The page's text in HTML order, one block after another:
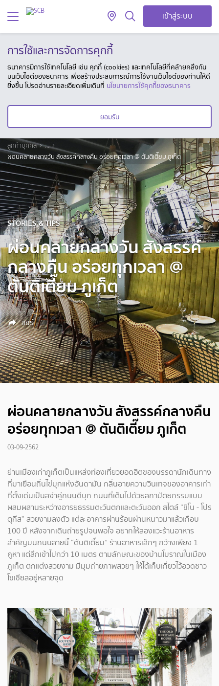
เข้าสู่ระบบ
การใช้และการจัดการคุกกี้
ธนาคารมีการใช้เทคโนโลยี เช่น คุกกี้ (cookies) และเทคโนโลยีที่คล้ายคลึงกัน
บนเว็บไซต์ของธนาคาร เพื่อสร้างประสบการณ์การใช้งานเว็บไซต์ของท่านให้ดี
ยิ่งขึ้น โปรดอ่านรายละเอียดเพิ่มเติมที่ นโยบายการใช้คุกกี้ของธนาคาร
ยอมรับ
ลูกค้าบุคคล
...
ผ่อนคลายกลางวัน สังสรรค์กลางคืน อร่อยทุกเวลา @ ตันติเตี๊ยม ภูเก็ต
STORIES & TIPS
ผ่อนคลายกลางวัน สังสรรค์
กลางคืน อร่อยทุกเวลา @
ตันติเตี๊ยม ภูเก็ต
แชร์
ผ่อนคลายกลางวัน สังสรรค์กลางคืน
อร่อยทุกเวลา @ ตันติเตี๊ยม ภูเก็ต
03-09-2562
ย่านเมืองเก่าภูเก็ตเป็นแหล่งท่องเที่ยวยอดฮิตของบรรดานักเดินทาง
ที่มาเยือนถิ่นไข่มุกแห่งอันดามัน กลิ่นอายความวินเทจของอาคารเก่า
ที่ตั้งเด่นเป็นสง่าคู่ถนนดีบุก ถนนที่เต็มไปด้วยสถาปัตยกรรมแบบ
ผสมผสานระหว่างอารยธรรมตะวันตกและตะวันออก สไตล์ “ชิโน - โปร
ตุกีส” สวยงามลงตัว แต่ละอาคารผ่านร้อนผ่านหนาวมาแล้วเกือบ
100 ปี หลังจากเดินถ่ายรูปจนพอใจ อยากให้ลองแวะร้านอาหาร
สำคัญบนถนนสายนี้ “ตันติเตี๊ยม” ร้านอาหารเล็กๆ กว้างเพียง 1
คูหา แต่ลึกเข้าไปกว่า 10 เมตร ตามลักษณะของบ้านโบราณในเมือง
ภูเก็ต ตกแต่งสวยงาม มีมุมถ่ายภาพสวยๆ ให้ได้เก็บเกี่ยวไว้อวดชาว
โซเชียลอยู่หลายจุด